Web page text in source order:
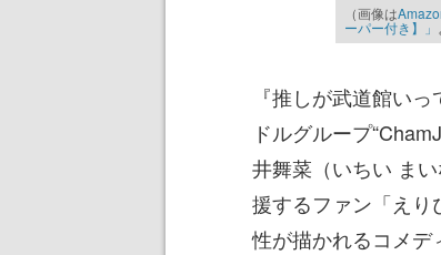
（画像は
ーパー付き】」
『推しが武道館い
ドルグループ
井舞菜（いちい ま
援するファン「えり
性が描かれるコメデ